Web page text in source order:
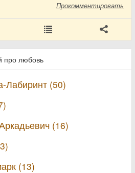
Прокомментировать
про любовь
Лабиринт (50)
(16)
(13)